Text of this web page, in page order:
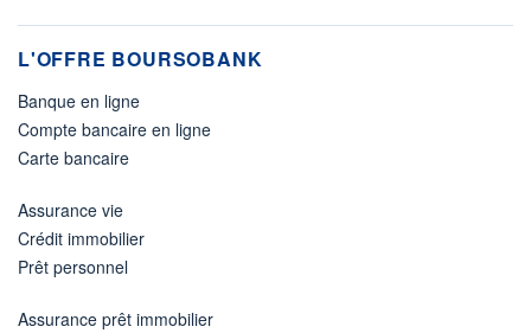
L'OFFRE BOURSOBANK
Banque en ligne
Compte bancaire en ligne
Carte bancaire
Assurance vie
Crédit immobilier
Prêt personnel
Assurance prêt immobilier